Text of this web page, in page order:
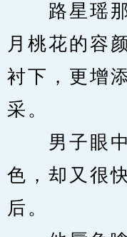
路星瑶那
月桃花的容
衬下，更增
采。
男子眼中
色，却又很
后。